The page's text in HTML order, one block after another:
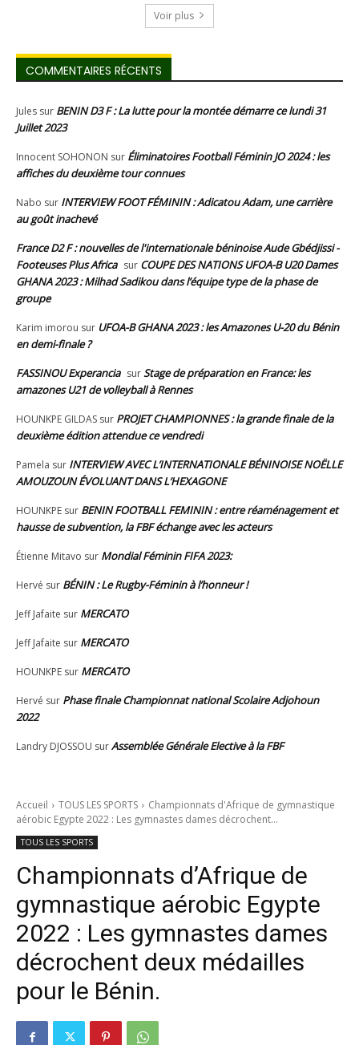
Voir plus
COMMENTAIRES RÉCENTS
Jules sur BENIN D3 F : La lutte pour la montée démarre ce lundi 31
Juillet 2023
Innocent SOHONON sur Éliminatoires Football Féminin JO 2024 : les
affiches du deuxième tour connues
Nabo sur INTERVIEW FOOT FÉMININ : Adicatou Adam, une carrière
au goût inachevé
France D2 F : nouvelles de l'internationale béninoise Aude Gbédjissi -
Footeuses Plus Africa sur COUPE DES NATIONS UFOA-B U20 Dames
GHANA 2023 : Milhad Sadikou dans l’équipe type de la phase de
groupe
Karim imorou sur UFOA-B GHANA 2023 : les Amazones U-20 du Bénin
en demi-finale ?
FASSINOU Experancia sur Stage de préparation en France: les
amazones U21 de volleyball à Rennes
HOUNKPE GILDAS sur PROJET CHAMPIONNES : la grande finale de la
deuxième édition attendue ce vendredi
Pamela sur INTERVIEW AVEC L’INTERNATIONALE BÉNINOISE NOËLLE
AMOUZOUN ÉVOLUANT DANS L’HEXAGONE
HOUNKPE sur BENIN FOOTBALL FEMININ : entre réaménagement et
hausse de subvention, la FBF échange avec les acteurs
Étienne Mitavo sur Mondial Féminin FIFA 2023:
Hervé sur BÉNIN : Le Rugby-Féminin à l’honneur !
Jeff Jafaite sur MERCATO
Jeff Jafaite sur MERCATO
HOUNKPE sur MERCATO
Hervé sur Phase finale Championnat national Scolaire Adjohoun
2022
Landry DJOSSOU surAssemblée Générale Elective à la FBF